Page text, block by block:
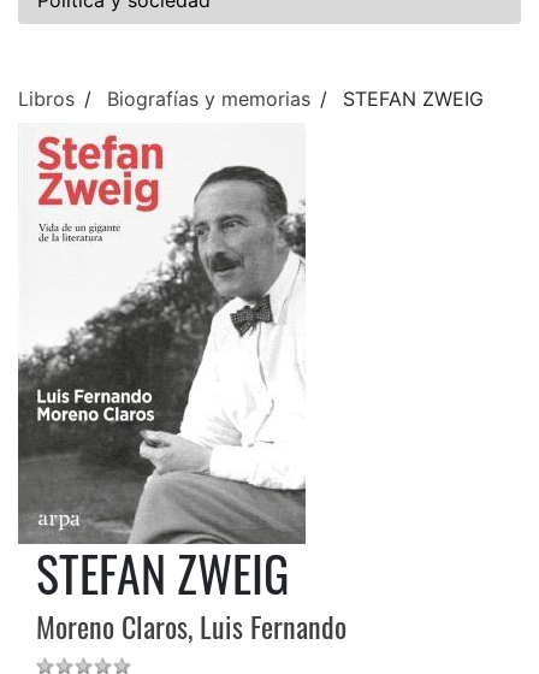
Libros Biografías y memorias STEFAN ZWEIG
STEFAN ZWEIG
Moreno Claros, Luis Fernando